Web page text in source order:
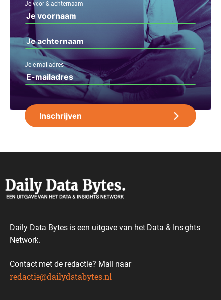
Je voor & achternaam
Je e-mailadres
Daily Data Bytes is een uitgave van het Data & Insights
Network.
Contact met de redactie? Mail naar
redactie@dailydatabytes.nl